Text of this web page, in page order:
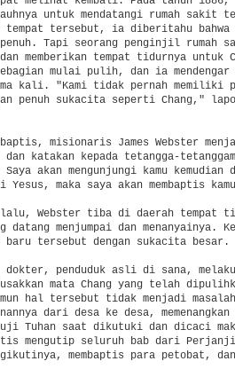
untuk mendatangi rumah sakit
tempat tersebut, ia diberitahu bahwa
Tapi seorang penginjil rumah
memberikan tempat tidurnya untuk
mulai pulih, dan ia mendengar
kali. "Kami tidak pernah memiliki
penuh sukacita seperti Chang,"
misionaris James Webster
dan katakan kepada tetangga-
Saya akan mengunjungi kamu kemudian
Yesus, maka saya akan membaptis
Webster tiba di daerah tempat
datang menjumpai dan menanyainya.
baru tersebut dengan sukacita besar.
dokter, penduduk asli di sana,
mata Chang yang telah
hal tersebut tidak menjadi
dari desa ke desa, memenangkan
Tuhan saat dikutuki dan dicaci
mengutip seluruh bab dari
membaptis para petobat,